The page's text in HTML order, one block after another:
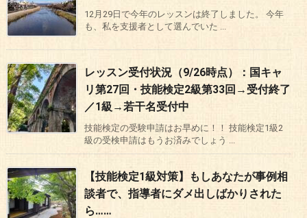
12月29日で今年のレッスンは終了しました。 今年
も、私を支援者として選んでいた ...
レッスン受付状況（9/26時点）：国キャ
リ第27回・技能検定2級第33回→受付終了
／1級→若干名受付中
技能検定の受験申請はお早めに！！ 技能検定1級2
級の受検申請はもうお済みでしょう ...
【技能検定1級対策】もしあなたが事例相
談者で、指導者にダメ出しばかりされた
ら……